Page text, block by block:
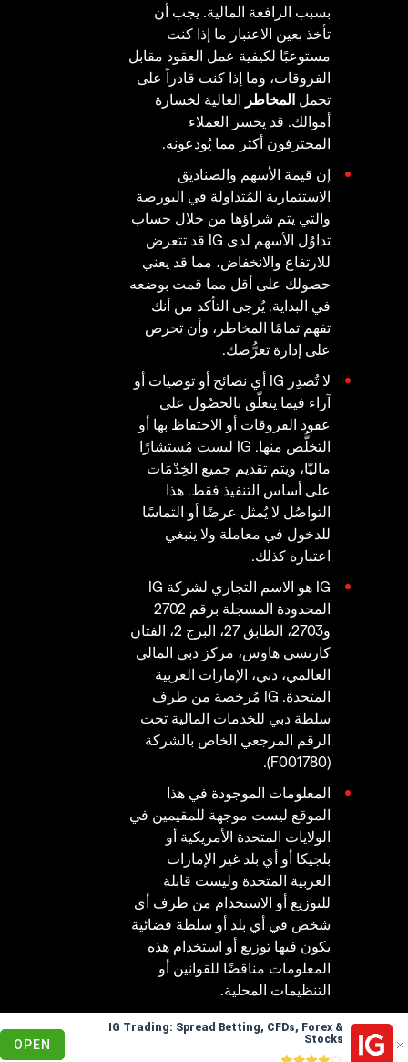
IG Trading: Spread Betting, CFDs, Forex &
Stocks
OPEN
بسبب الرافعة المالية. يجب أن
تأخذ بعين الاعتبار ما إذا كنت
مستوعبًا لكيفية عمل العقود مقابل
الفروقات، وما إذا كنت قادراً على
تحمل المخاطر العالية لخسارة
أموالك. قد يخسر العملاء
المحترفون أكثر مما يُودعونه.
إن قيمة الأسهم والصناديق
الاستثمارية المُتداولة في البورصة
والتي يتم شراؤها من خلال حساب
تداوُل الأسهم لدى IG قد تتعرض
للارتفاع والانخفاض، مما قد يعني
حصولك على أقل مما قمت بوضعه
في البداية. يُرجى التأكد من أنك
تفهم تمامًا المخاطر، وأن تحرص
على إدارة تعرُّضك.
لا تُصدِر IG أي نصائح أو توصيات أو
آراء فيما يتعلّق بالحصُول على
عقود الفروقات أو الاحتفاظ بها أو
التخلُّص منها. IG ليست مُستشارًا
ماليّا، ويتم تقديم جميع الخِدْمَات
على أساس التنفيذ فقط. هذا
التواصُل لا يُمثل عرضًا أو التماسًا
للدخول في معاملة ولا ينبغي
اعتباره كذلك.
IG هو الاسم التجاري لشركة IG
المحدودة المسجلة برقم 2702
و2703، الطابق 27، البرج 2، الفتان
كارنسي هاوس، مركز دبي المالي
العالمي، دبي، الإمارات العربية
المتحدة. IG مُرخصة من طرف
سلطة دبي للخدمات المالية تحت
الرقم المرجعي الخاص بالشركة
(F001780).
المعلومات الموجودة في هذا
الموقع ليست موجهة للمقيمين في
الولايات المتحدة الأمريكية أو
بلجيكا أو أي بلد غير الإمارات
العربية المتحدة وليست قابلة
للتوزيع أو الاستخدام من طرف أي
شخص في أي بلد أو سلطة قضائية
يكون فيها توزيع أو استخدام هذه
المعلومات مناقضًا للقوانين أو
التنظيمات المحلية.